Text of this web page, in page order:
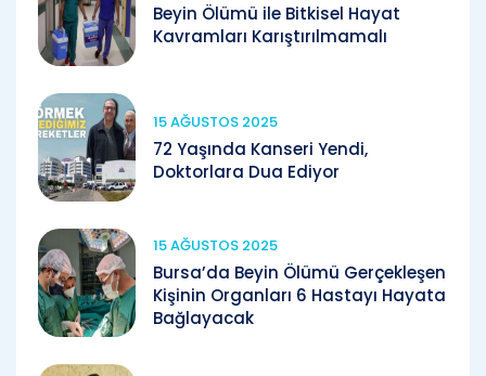
Beyin Ölümü ile Bitkisel Hayat
Kavramları Karıştırılmamalı
15 AĞUSTOS 2025
72 Yaşında Kanseri Yendi,
Doktorlara Dua Ediyor
15 AĞUSTOS 2025
Bursa’da Beyin Ölümü Gerçekleşen
Kişinin Organları 6 Hastayı Hayata
Bağlayacak